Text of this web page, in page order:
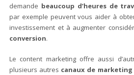
demande beaucoup d’heures de
par exemple peuvent vous aider à
investissement et à augmenter
conversion.
Le content marketing offre aussi
plusieurs autres canaux de